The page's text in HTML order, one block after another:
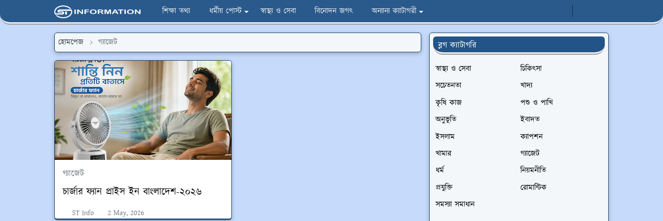
শিক্ষা তথ্য ধর্মীয় পোস্ট স্বাস্থ্য ও সেবা বিনোদন জগৎ অন্যান্য ক্যাটাগরী
হোমপেজ গ্যাজেট
গ্যাজেট
চার্জার ফ্যান প্রাইস ইন বাংলাদেশ-২০২৬
ST Info 2 May, 2026
ব্লগ ক্যাটাগরি
স্বাস্থ্য ও সেবা
চিকিৎসা
সচেতনতা
খাদ্য
কৃষি কাজ
পশু ও পাখি
অনুভূতি
ইবাদত
ইসলাম
ক্যাপশন
খামার
গ্যাজেট
ধর্ম
নিয়মনীতি
প্রযুক্তি
রোমান্টিক
সমস্যা সমাধান